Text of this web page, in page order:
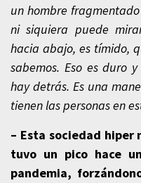
un hombre
ni siquiera puede
hacia abajo, es tímido,
sabemos. Eso es duro
hay detrás. Es una
tienen las personas en
– Esta sociedad hiper
tuvo un pico hace
pandemia,